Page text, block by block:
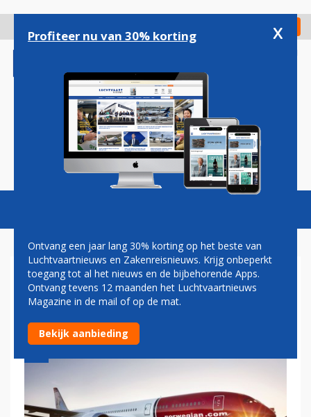
gaan
Check in
Magazine Podcasts Vacatures
HET ZIT NIET MEE BIJ
NORWEGIAN
Profiteer nu van 30% korting x
Ontvang een jaar lang 30% korting op het beste van
Luchtvaartnieuws en Zakenreisnieuws. Krijg onbeperkt
toegang tot al het nieuws en de bijbehorende Apps.
Ontvang tevens 12 maanden het Luchtvaartnieuws
Magazine in de mail of op de mat.
Bekijk aanbieding